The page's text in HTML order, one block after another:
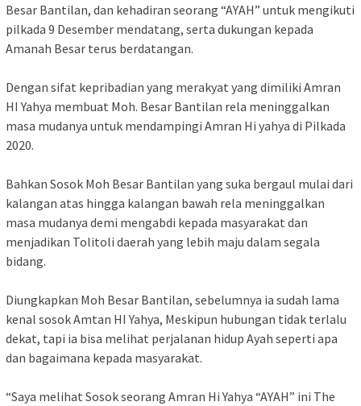
Besar Bantilan, dan kehadiran seorang “AYAH” untuk mengikuti
pilkada 9 Desember mendatang, serta dukungan kepada
Amanah Besar terus berdatangan.
Dengan sifat kepribadian yang merakyat yang dimiliki Amran
HI Yahya membuat Moh. Besar Bantilan rela meninggalkan
masa mudanya untuk mendampingi Amran Hi yahya di Pilkada
2020.
Bahkan Sosok Moh Besar Bantilan yang suka bergaul mulai dari
kalangan atas hingga kalangan bawah rela meninggalkan
masa mudanya demi mengabdi kepada masyarakat dan
menjadikan Tolitoli daerah yang lebih maju dalam segala
bidang.
Diungkapkan Moh Besar Bantilan, sebelumnya ia sudah lama
kenal sosok Amtan HI Yahya, Meskipun hubungan tidak terlalu
dekat, tapi ia bisa melihat perjalanan hidup Ayah seperti apa
dan bagaimana kepada masyarakat.
“Saya melihat Sosok seorang Amran Hi Yahya “AYAH” ini The